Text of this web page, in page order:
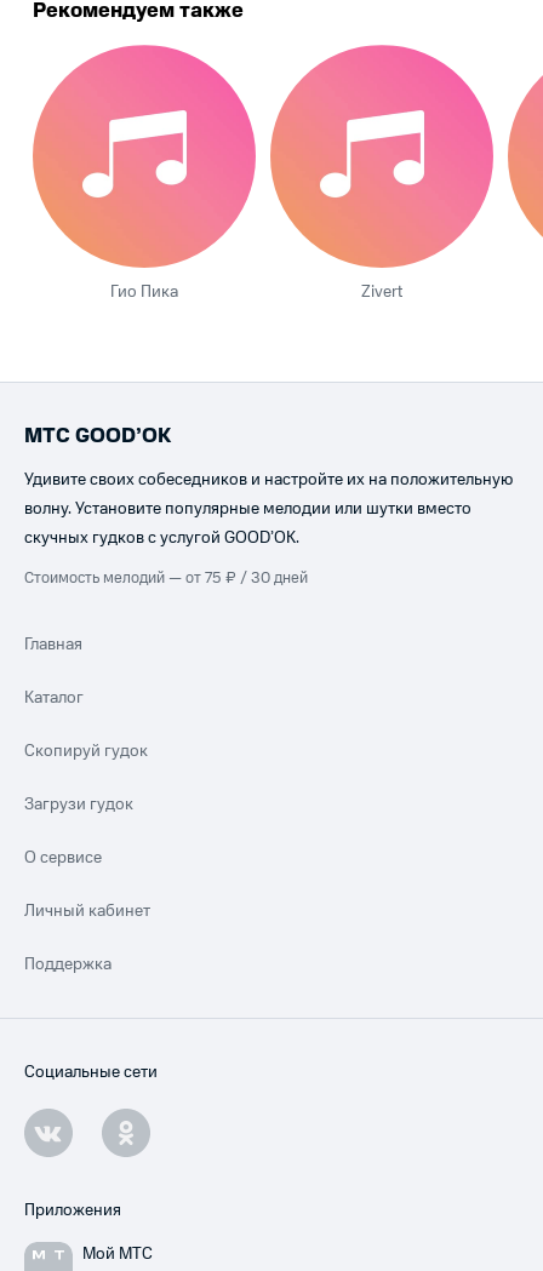
Рекомендуем также
Гио Пика Zivert
МТС GOOD’OK
Удивите своих собеседников и настройте их на положительную
волну. Установите популярные мелодии или шутки вместо
скучных гудков с услугой GOOD’OK.
Стоимость мелодий — от 75 ₽ / 30 дней
Главная
Каталог
Скопируй гудок
Загрузи гудок
О сервисе
Личный кабинет
Поддержка
Социальные сети
Приложения
Мой МТС